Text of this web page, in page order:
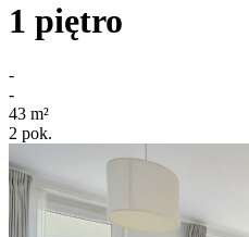
1 piętro
-
-
43 m²
2 pok.